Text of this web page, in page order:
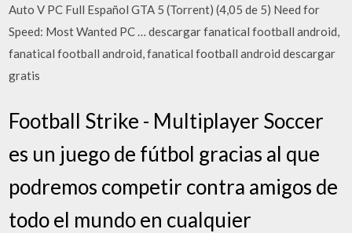
Auto V PC Full Español GTA 5 (Torrent) (4,05 de 5) Need for
Speed: Most Wanted PC … descargar fanatical football android,
fanatical football android, fanatical football android descargar
gratis
Football Strike - Multiplayer Soccer
es un juego de fútbol gracias al que
podremos competir contra amigos de
todo el mundo en cualquier